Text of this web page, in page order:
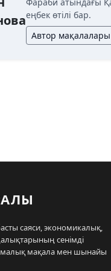
еңбек өтілі бар.
Автор мақалалары
саяси, экономикалық,
сенімді
мақала мен шынайы